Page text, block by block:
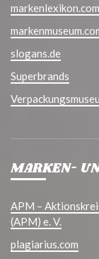
markenlexikon.com
slogans.de
Superbrands
MARKEN-
APM –
(APM) e. V.
plagiarius.com